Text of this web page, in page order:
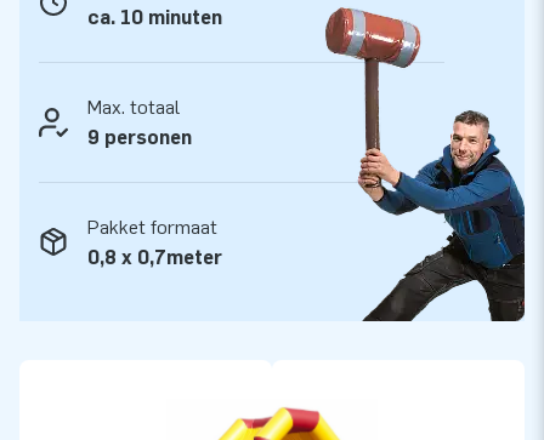
PVC. Ze zijn daardoor duurzaam en eenvoudig schoon te
houden. De midi multifun wordt tevens door JB geleverd met
5 jaar garantie. Hierdoor lever jij met dit product jarenlang
optimaal speelplezier.
Koop dit unieke midi multifun springkussen met circus thema
en bezorg jouw klanten de dag van hun leven!
Meer dan 15.000 klanten kozen ook voor JB
JB laat al meer dan 15 jaar mensen wereldwijd een gat in de
lucht springen. Vaak letterlijk. Ons team van designers,
van onze professionele service en levering. Zij noemen ons
ca. 10 minuten
Max. totaal
9 personen
Pakket formaat
0,8 x 0,7meter